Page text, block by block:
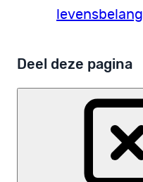
levensbelang
Deel deze pagina